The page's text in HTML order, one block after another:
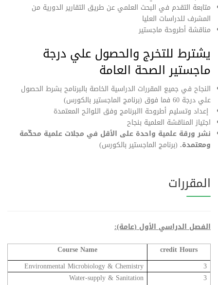
متابعة التقدم في البحث العلمي عن طريق التقارير الدورية من
المشرف للدراسات العليا
مناقشة أطروحة ماجستير
يشترط للتخرج والحصول علي درجة
ماجستير الصحة العامة
النجاح في جميع المقررات الدراسية الخاصة بالبرنامح بشرط الحصول
علي درجة 60 فما فوق (برنامج الماجستير بالكورس)
إعداد وتسليم أطروحة االبرنامج وفق اللوائح المعتمدة
اجتياز المناقشة العلمية بنجاح
نشر ورقة علمية واحدة على الأقل في مجلات علمية محكّمة
ومعتمدة. (برنامج الماجستير بالكورس)
المقررات
الفصل الدراسي الأول (عامة):
credit Hours
Course Name
3
Environmental Microbiology & Chemistry
3